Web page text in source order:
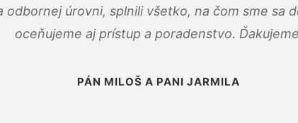
odbornej úrovni, splnili všetko, na čom sme sa
oceňujeme aj prístup a poradenstvo.
PÁN MILOŠ A PANI JARMILA